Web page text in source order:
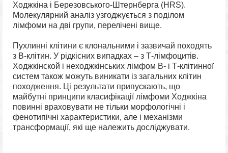
Ходжкіна і Березовського-Штернберга (HRS).
Молекулярний аналіз узгоджується з поділом
лімфоми на дві групи, перелічені вище.
Пухлинні клітини є клональними і зазвичай походять
з В-клітин. У рідкісних випадках – з Т-лімфоцитів.
Ходжкінской і неходжкінських лімфом В- і Т-клітинної
систем також можуть виникати із загальних клітин
походження. Ці результати припускають, що
майбутні принципи класифікації лімфоми Ходжкіна
повинні враховувати не тільки морфологічні і
фенотипічні характеристики, але і механізми
трансформації, які ще належить досліджувати.